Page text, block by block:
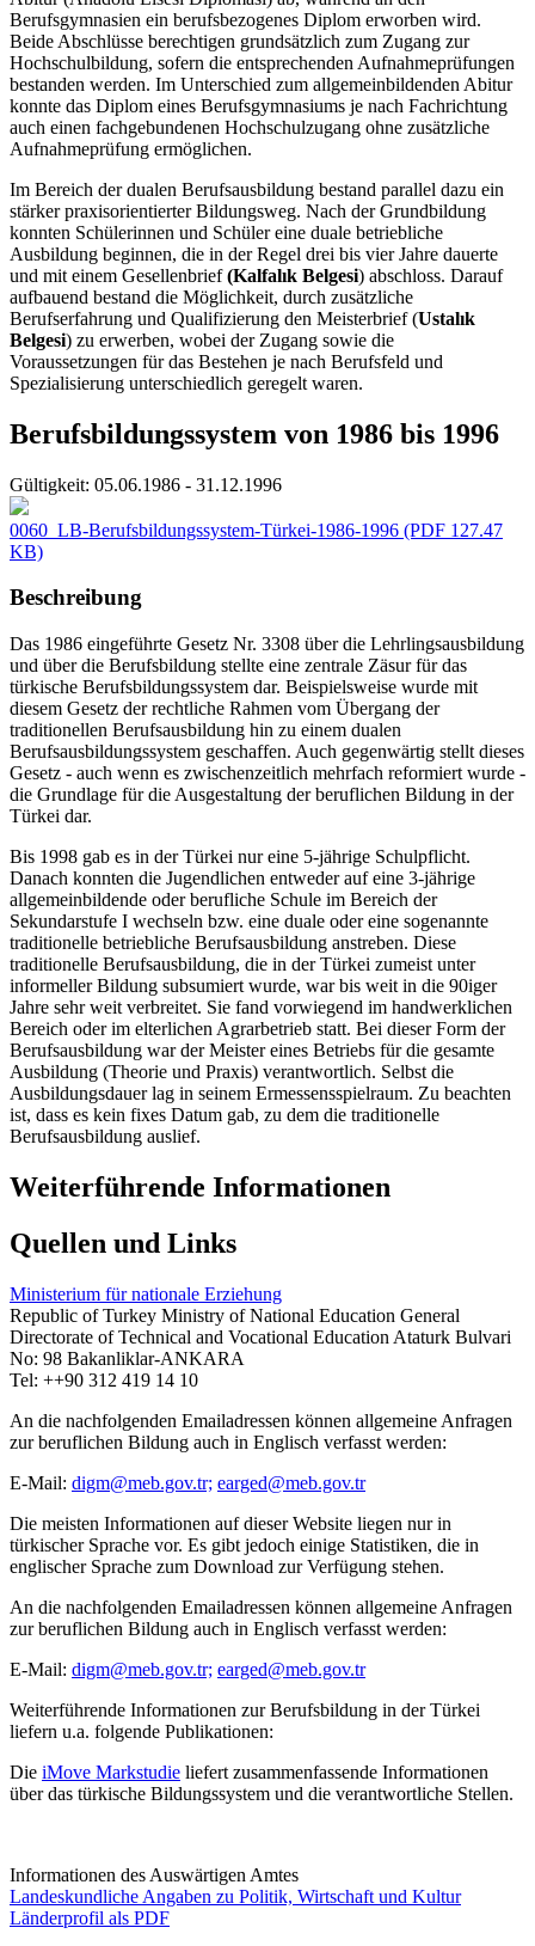
Berufsgymnasien ein berufsbezogenes Diplom erworben wird.
Beide Abschlüsse berechtigen grundsätzlich zum Zugang zur
Hochschulbildung, sofern die entsprechenden Aufnahmeprüfungen
bestanden werden. Im Unterschied zum allgemeinbildenden Abitur
konnte das Diplom eines Berufsgymnasiums je nach Fachrichtung
auch einen fachgebundenen Hochschulzugang ohne zusätzliche
Aufnahmeprüfung ermöglichen.
Im Bereich der dualen Berufsausbildung bestand parallel dazu ein
stärker praxisorientierter Bildungsweg. Nach der Grundbildung
konnten Schülerinnen und Schüler eine duale betriebliche
Ausbildung beginnen, die in der Regel drei bis vier Jahre dauerte
und mit einem Gesellenbrief(Kalfalık Belgesi) abschloss. Darauf
aufbauend bestand die Möglichkeit, durch zusätzliche
Berufserfahrung und Qualifizierung den Meisterbrief (Ustalık
Belgesi) zu erwerben, wobei der Zugang sowie die
Voraussetzungen für das Bestehen je nach Berufsfeld und
Spezialisierung unterschiedlich geregelt waren.
Berufsbildungssystem von 1986 bis 1996
Gültigkeit: 05.06.1986 - 31.12.1996
0060_LB-Berufsbildungssystem-Türkei-1986-1996 (PDF 127.47
KB)
Beschreibung
Das 1986 eingeführte Gesetz Nr. 3308 über die Lehrlingsausbildung
und über die Berufsbildung stellte eine zentrale Zäsur für das
türkische Berufsbildungssystem dar. Beispielsweise wurde mit
diesem Gesetz der rechtliche Rahmen vom Übergang der
traditionellen Berufsausbildung hin zu einem dualen
Berufsausbildungssystem geschaffen. Auch gegenwärtig stellt dieses
Gesetz - auch wenn es zwischenzeitlich mehrfach reformiert wurde -
die Grundlage für die Ausgestaltung der beruflichen Bildung in der
Türkei dar.
Bis 1998 gab es in der Türkei nur eine 5-jährige Schulpflicht.
Danach konnten die Jugendlichen entweder auf eine 3-jährige
allgemeinbildende oder berufliche Schule im Bereich der
Sekundarstufe I wechseln bzw. eine duale oder eine sogenannte
traditionelle betriebliche Berufsausbildung anstreben. Diese
traditionelle Berufsausbildung, die in der Türkei zumeist unter
informeller Bildung subsumiert wurde, war bis weit in die 90iger
Jahre sehr weit verbreitet. Sie fand vorwiegend im handwerklichen
Bereich oder im elterlichen Agrarbetrieb statt. Bei dieser Form der
Berufsausbildung war der Meister eines Betriebs für die gesamte
Ausbildung (Theorie und Praxis) verantwortlich. Selbst die
Ausbildungsdauer lag in seinem Ermessensspielraum. Zu beachten
ist, dass es kein fixes Datum gab, zu dem die traditionelle
Berufsausbildung auslief.
Weiterführende Informationen
Quellen und Links
Ministerium für nationale Erziehung
Republic of Turkey Ministry of National Education General
Directorate of Technical and Vocational Education Ataturk Bulvari
No: 98 Bakanliklar-ANKARA
Tel: ++90 312 419 14 10
An die nachfolgenden Emailadressen können allgemeine Anfragen
zur beruflichen Bildung auch in Englisch verfasst werden:
E-Mail: digm@meb.gov.tr; earged@meb.gov.tr
Die meisten Informationen auf dieser Website liegen nur in
türkischer Sprache vor. Es gibt jedoch einige Statistiken, die in
englischer Sprache zum Download zur Verfügung stehen.
An die nachfolgenden Emailadressen können allgemeine Anfragen
zur beruflichen Bildung auch in Englisch verfasst werden:
E-Mail: digm@meb.gov.tr; earged@meb.gov.tr
Weiterführende Informationen zur Berufsbildung in der Türkei
liefern u.a. folgende Publikationen:
Die iMove Markstudie liefert zusammenfassende Informationen
über das türkische Bildungssystem und die verantwortliche Stellen.
Informationen des Auswärtigen Amtes
Landeskundliche Angaben zu Politik, Wirtschaft und Kultur
Länderprofil als PDF